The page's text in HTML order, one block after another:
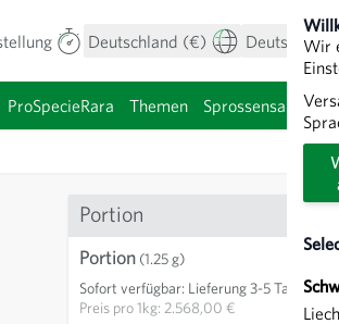
Deutschland (€) Deutsch
ProSpecieRara Themen Sprossensamen
Wir
Portion
Portion (1.25 g)
Sofort verfügbar: Lieferung 3-5 Tage
Preis pro1kg: 2.568,00 €